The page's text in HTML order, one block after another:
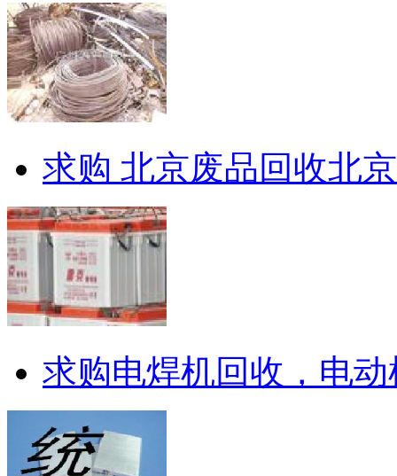
求购 北京废品回收北
求购电焊机回收，电